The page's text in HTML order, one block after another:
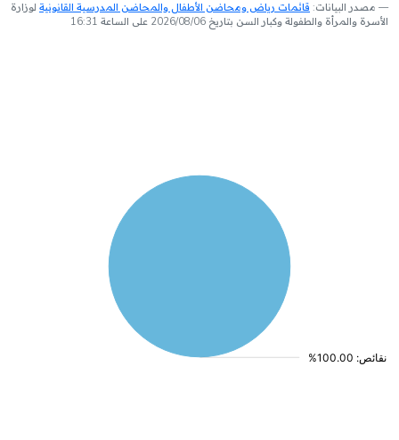
مصدر البيانات: قائمات رياض ومحاضن الأطفال والمحاضن المدرسية القانونية لوزارة
الأسرة والمرأة والطفولة وكبار السن بتاريخ 2026/08/06 على الساعة 16:31